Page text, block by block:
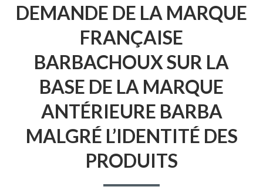
DEMANDE DE LA MARQUE
FRANÇAISE
BARBACHOUX SUR LA
BASE DE LA MARQUE
ANTÉRIEURE BARBA
MALGRÉ L’IDENTITÉ DES
PRODUITS